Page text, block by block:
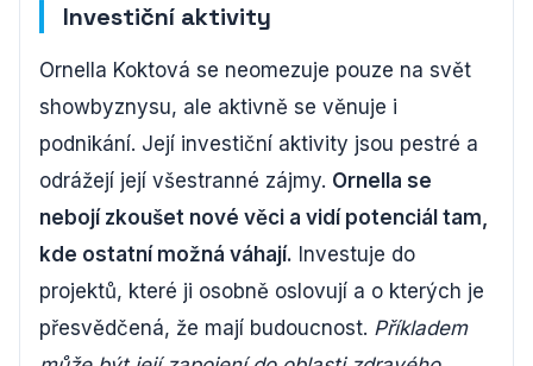
Investiční aktivity
Ornella Koktová se neomezuje pouze na svět
showbyznysu, ale aktivně se věnuje i
podnikání. Její investiční aktivity jsou pestré a
odrážejí její všestranné zájmy. Ornella se
nebojí zkoušet nové věci a vidí potenciál tam,
kde ostatní možná váhají. Investuje do
projektů, které ji osobně oslovují a o kterých je
přesvědčená, že mají budoucnost. Příkladem